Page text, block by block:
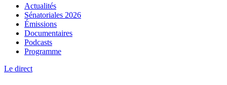
Actualités
Sénatoriales 2026
Émissions
Documentaires
Podcasts
Programme
Le direct